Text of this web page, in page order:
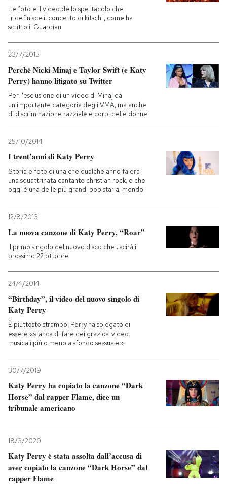
Le foto e il video dello spettacolo che
"ridefinisce il concetto di kitsch", come ha
scritto il Guardian
23/7/2015
Perché Nicki Minaj e Taylor Swift (e Katy
Perry) hanno litigato su Twitter
Per l'esclusione di un video di Minaj da
un'importante categoria degli VMA, ma anche
di discriminazione razziale e corpi delle donne
25/10/2014
I trent’anni di Katy Perry
Storia e foto di una che qualche anno fa era
una squattrinata cantante christian rock, e che
oggi è una delle più grandi pop star al mondo
12/8/2013
La nuova canzone di Katy Perry, “Roar”
Il primo singolo del nuovo disco che uscirà il
prossimo 22 ottobre
24/4/2014
“Birthday”, il video del nuovo singolo di
Katy Perry
È piuttosto strambo: Perry ha spiegato di
essere «stanca di fare dei graziosi video
musicali più o meno a sfondo sessuale»
30/7/2019
Katy Perry ha copiato la canzone “Dark
Horse” dal rapper Flame, dice un
tribunale americano
18/3/2020
Katy Perry è stata assolta dall’accusa di
aver copiato la canzone “Dark Horse” dal
rapper Flame